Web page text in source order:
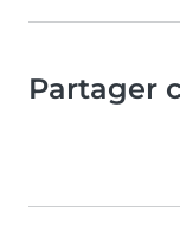
Partager